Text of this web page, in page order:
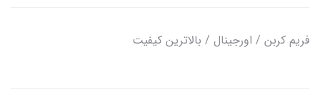
فریم کربن / اورجینال / بالاترین کیفیت